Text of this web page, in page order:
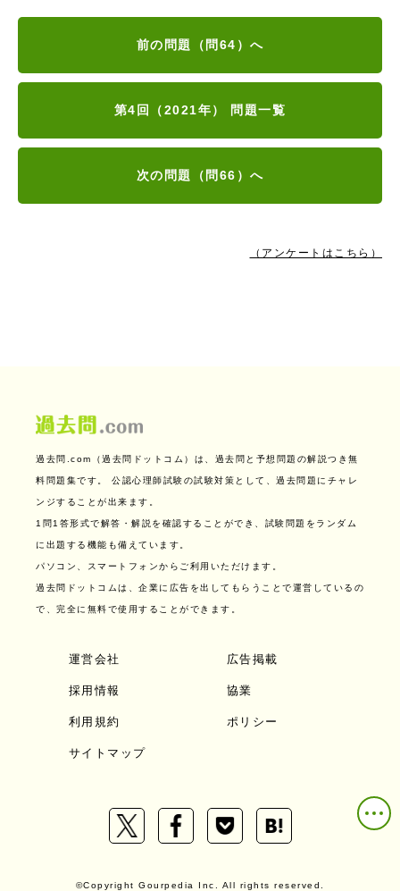
前の問題（問64）へ
第4回（2021年） 問題一覧
次の問題（問66）へ
（アンケートはこちら）
過去問.com（過去問ドットコム）は、過去問と予想問題の解説つき無
料問題集です。 公認心理師試験の試験対策として、過去問題にチャレ
ンジすることが出来ます。
1問1答形式で解答・解説を確認することができ、試験問題をランダム
に出題する機能も備えています。
パソコン、スマートフォンからご利用いただけます。
過去問ドットコムは、企業に広告を出してもらうことで運営しているの
で、完全に無料で使用することができます。
運営会社 広告掲載
採用情報 協業
利用規約 ポリシー
サイトマップ
©Copyright Gourpedia Inc. All rights reserved.